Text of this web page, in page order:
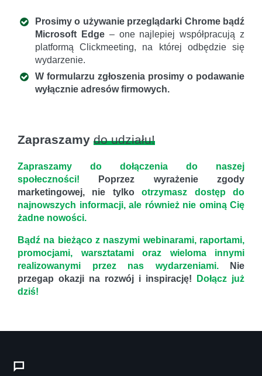
Prosimy o używanie przeglądarki Chrome bądź
Microsoft Edge– one najlepiej współpracują z
platformą Clickmeeting, na której odbędzie się
wydarzenie.
W formularzu zgłoszenia prosimy o podawanie
wyłącznie adresów firmowych.
Zapraszamy do udziału!
Zapraszamy do dołączenia do naszej
społeczności! Poprzez wyrażenie zgody
marketingowej, nie tylkootrzymasz dostęp do
najnowszych informacji, ale również nie ominą Cię
żadne nowości.
Bądź na bieżąco z naszymi webinarami, raportami,
promocjami, warsztatami oraz wieloma innymi
realizowanymi przez nas wydarzeniami.Nie
przegap okazji na rozwój i inspirację!
Dołącz już
dziś!